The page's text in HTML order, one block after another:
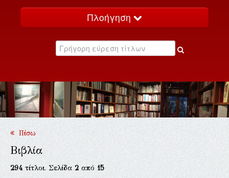
Πλοήγηση
Κατάλογος
Εκδηλώσεις
Επικοινωνία
Πίσω
Βιβλία
294τίτλοι. Σελίδα2από15